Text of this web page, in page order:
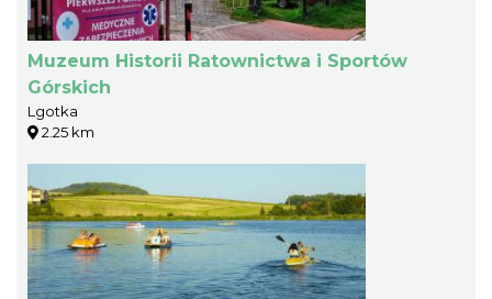
Muzeum Historii Ratownictwa i Sportów
Górskich
Lgotka
2.25 km